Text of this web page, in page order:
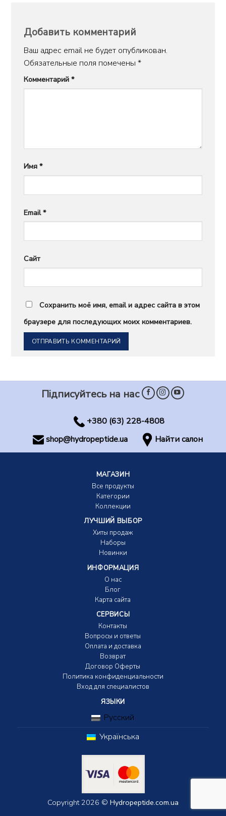
Добавить комментарий
Ваш адрес email не будет опубликован.
Обязательные поля помечены*
Комментарий*
Имя*
Email*
Сайт
Сохранить моё имя, email и адрес сайта в этом
браузере для последующих моих комментариев.
Підписуйтесь на нас
+380 (63) 228-4808
shop@hydropeptide.ua
Найти салон
МАГАЗИН
Все продукты
Категории
Коллекции
ЛУЧШИЙ ВЫБОР
Хиты продаж
Наборы
Новинки
ИНФОРМАЦИЯ
О нас
Блог
Карта сайта
СЕРВИСЫ
Контакты
Вопросы и ответы
Оплата и доставка
Возврат
Договор Оферты
Политика конфиденциальности
Вход для специалистов
ЯЗЫКИ
Русский
Українська
Copyright 2026 © Hydropeptide.com.ua